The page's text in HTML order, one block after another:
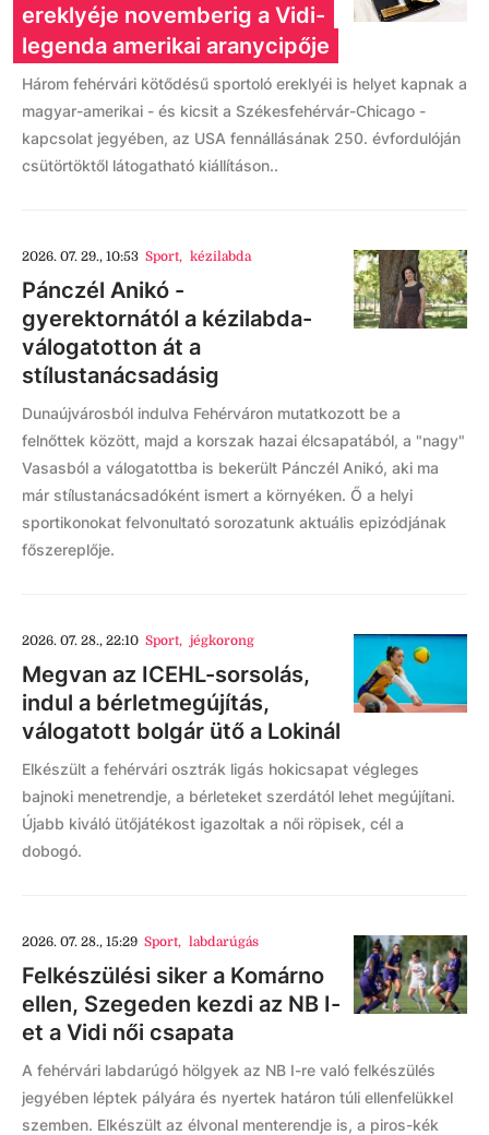
ereklyéje novemberig a Vidi-
legenda amerikai aranycipője
Három fehérvári kötődésű sportoló ereklyéi is helyet kapnak a
magyar-amerikai - és kicsit a Székesfehérvár-Chicago -
kapcsolat jegyében, az USA fennállásának 250. évfordulóján
csütörtöktől látogatható kiállításon..
2026. 07. 29., 10:53 Sport, kézilabda
Pánczél Anikó -
gyerektornától a kézilabda-
válogatotton át a
stílustanácsadásig
Dunaújvárosból indulva Fehérváron mutatkozott be a
felnőttek között, majd a korszak hazai élcsapatából, a "nagy"
Vasasból a válogatottba is bekerült Pánczél Anikó, aki ma
már stílustanácsadóként ismert a környéken. Ő a helyi
sportikonokat felvonultató sorozatunk aktuális epizódjának
főszereplője.
2026. 07. 28., 22:10 Sport, jégkorong
Megvan az ICEHL-sorsolás,
indul a bérletmegújítás,
válogatott bolgár ütő a Lokinál
Elkészült a fehérvári osztrák ligás hokicsapat végleges
bajnoki menetrendje, a bérleteket szerdától lehet megújítani.
Újabb kiváló ütőjátékost igazoltak a női röpisek, cél a
dobogó.
2026. 07. 28., 15:29 Sport, labdarúgás
Felkészülési siker a Komárno
ellen, Szegeden kezdi az NB I-
et a Vidi női csapata
A fehérvári labdarúgó hölgyek az NB I-re való felkészülés
jegyében léptek pályára és nyertek határon túli ellenfelükkel
szemben. Elkészült az élvonal menterendje is, a piros-kék